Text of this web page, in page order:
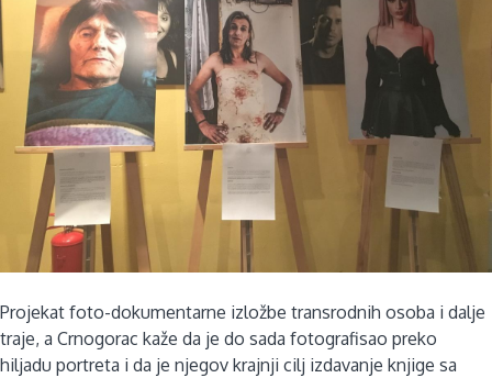
Projekat foto-dokumentarne izložbe transrodnih osoba i dalje
traje, a Crnogorac kaže da je do sada fotografisao preko
hiljadu portreta i da je njegov krajnji cilj izdavanje knjige sa